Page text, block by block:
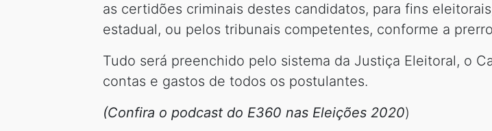
as certidões criminais destes candidatos, para fins
estadual, ou pelos tribunais competentes, conforme a
Tudo será preenchido pelo sistema da Justiça Eleitoral, o
contas e gastos de todos os postulantes.
(Confira o podcast do E360 nas Eleições 2020)